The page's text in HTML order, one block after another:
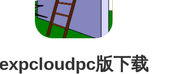
expcloudpc版下载